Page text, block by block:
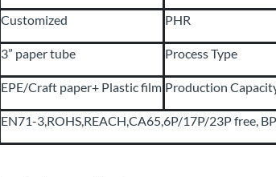
Customized PHR
3” paper tube Process Type
EPE/Craft paper+ Plastic film Production
EN71-3,ROHS,REACH,CA65,6P/17P/23P free,